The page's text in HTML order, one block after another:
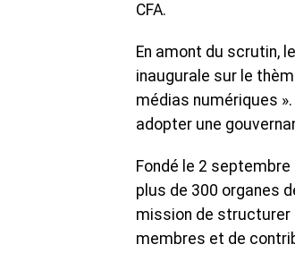
CFA.
En amont du scrutin,
inaugurale sur le
médias numériques
adopter une
Fondé le 2 septembre
plus de 300 organes
mission de structurer
membres et de